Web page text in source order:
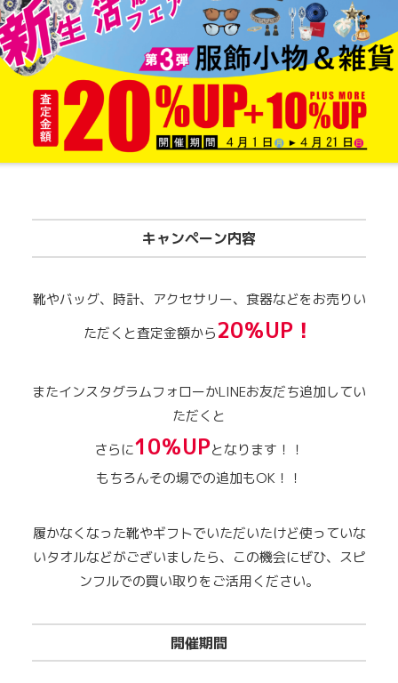
キャンペーン内容
靴やバッグ、時計、アクセサリー、食器などをお売りい
ただくと査定金額から20％UP！
またインスタグラムフォローかLINEお友だち追加してい
ただくと
さらに10％UPとなります！！
もちろんその場での追加もOK！！
履かなくなった靴やギフトでいただいたけど使っていな
いタオルなどがございましたら、この機会にぜひ、スピ
ンフルでの買い取りをご活用ください。
開催期間